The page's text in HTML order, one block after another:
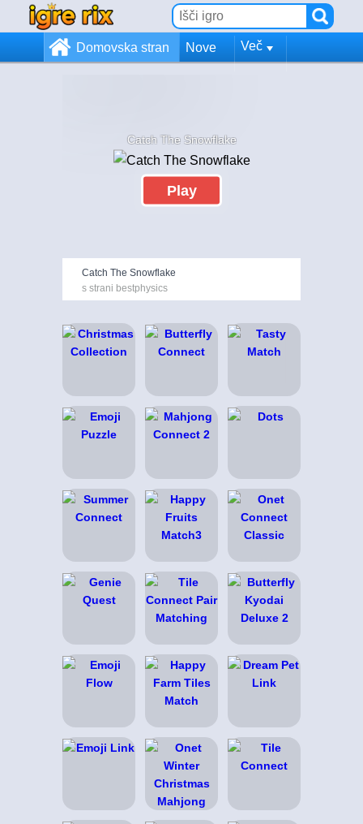
Domovska stran Nove Več
Catch The Snowflake
Play
Catch The Snowflake
s strani bestphysics